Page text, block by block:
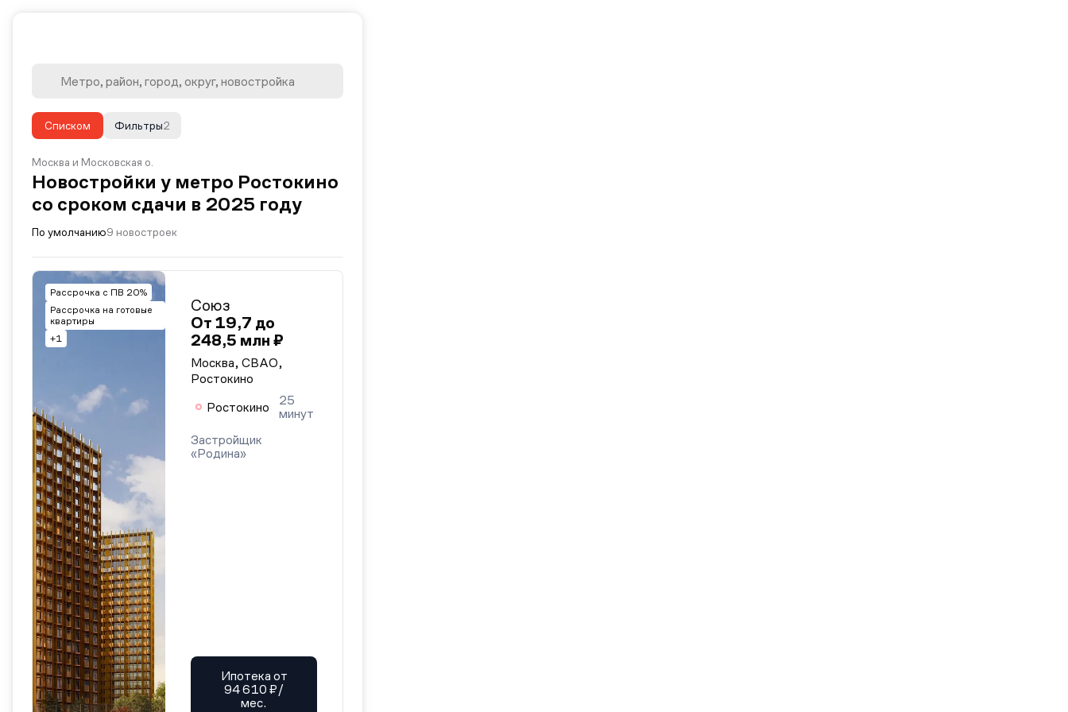
Списком 2
Фильтры
Москва и Московская о.
Новостройки у метро Ростокино
со сроком сдачи в 2025 году
По умолчанию9 новостроек
Рассрочка с ПВ 20%
Рассрочка на готовые
квартиры
+1
Союз
От 19,7 до
248,5 млн ₽
Москва, СВАО,
Ростокино
Ростокино
25
минут
Застройщик
«Родина»
Ипотека от
94 610 ₽/
мес.